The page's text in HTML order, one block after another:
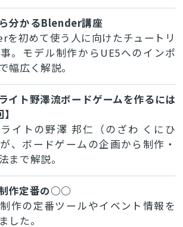
分かるBlender講座
を初めて使う人に向けたチュートリ
。モデル制作からUE5へのインポ
幅広く解説。
イト野澤流ボードゲームを作るには
イトの野澤 邦仁（のざわ くにひ
、ボードゲームの企画から制作・
まで解説。
作定番の○○
作の定番ツールやイベント情報を
した。